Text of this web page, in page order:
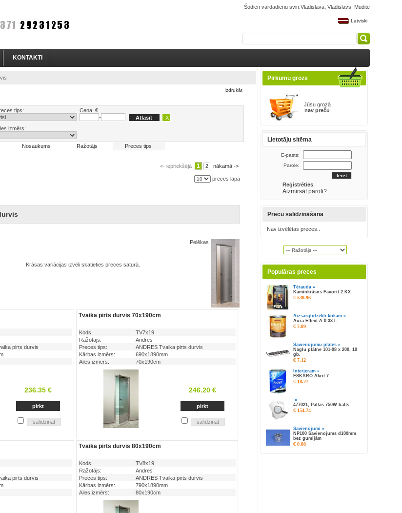
Šodien vārdadienu svin:Vladislava, Vladislavs, Mudite
Latviski
KONTAKTI
Izdrukāt
tips:
Cena, €
-
izmērs:
Nosaukums Ražotājs Preces tips
<- iepriekšējā 1 2 nākamā ->
preces lapā
Pelēkas
Krāsas variācijas izvēli skatieties preces saturā.
pirts durvis
236.35 €
Tvaika pirts durvis 70x190cm
Kods:
TV7x19
Ražotājs:
Andres
Preces tips:
ANDRES Tvaika pirts durvis
Kārbas izmērs:
690x1890mm
Ailes izmērs:
70x190cm
246.20 €
pirts durvis
Tvaika pirts durvis 80x190cm
Kods:
TV8x19
Ražotājs:
Andres
Preces tips:
ANDRES Tvaika pirts durvis
Kārbas izmērs:
790x1890mm
Ailes izmērs:
80x190cm
Pirkumu grozs
Jūsu grozā
nav preču
Lietotāju sitēma
E-pasts:
Parole:
Reģistrēties
Aizmirsāt paroli?
Precu salīdzināšana
Nav izvēlētas preces..
Populāras preces
Tērauda »
Kamīnkrāsns Favorit 2 KX
€ 538.96
Aizsarglīdzekļi kokam »
Aura Effect A 0.33 L
€ 7.09
Savienojumu plates »
Naglu plātne 101-98 x 200, 10
gb.
€ 7.12
Interjeram »
ESKARO Akrit 7
€ 18.27
»
477021, Pallas 750W balts
€ 154.74
Savienojumi »
NP100 Savienojums d100mm
bez gumijām
€ 0.88